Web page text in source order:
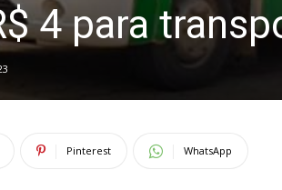
4 para
Pinterest WhatsApp